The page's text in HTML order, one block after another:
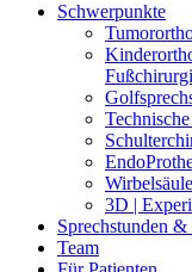
Schwerpunkte
3D |
Sprechstunden
Team